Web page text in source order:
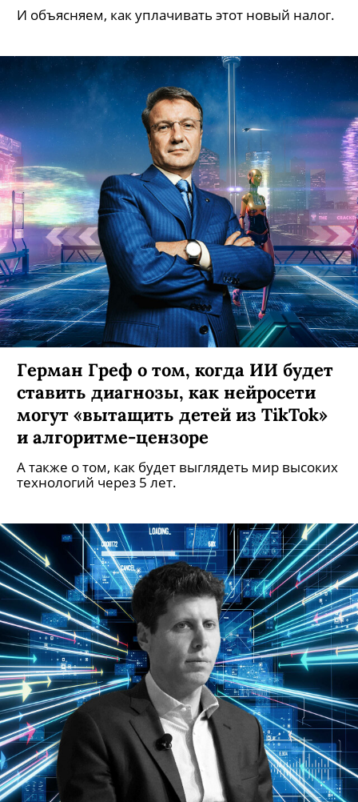
И объясняем, как уплачивать этот новый налог.
Герман Греф о том, когда ИИ будет
ставить диагнозы, как нейросети
могут «вытащить детей из TikTok»
и алгоритме-цензоре
А также о том, как будет выглядеть мир высоких
технологий через 5 лет.